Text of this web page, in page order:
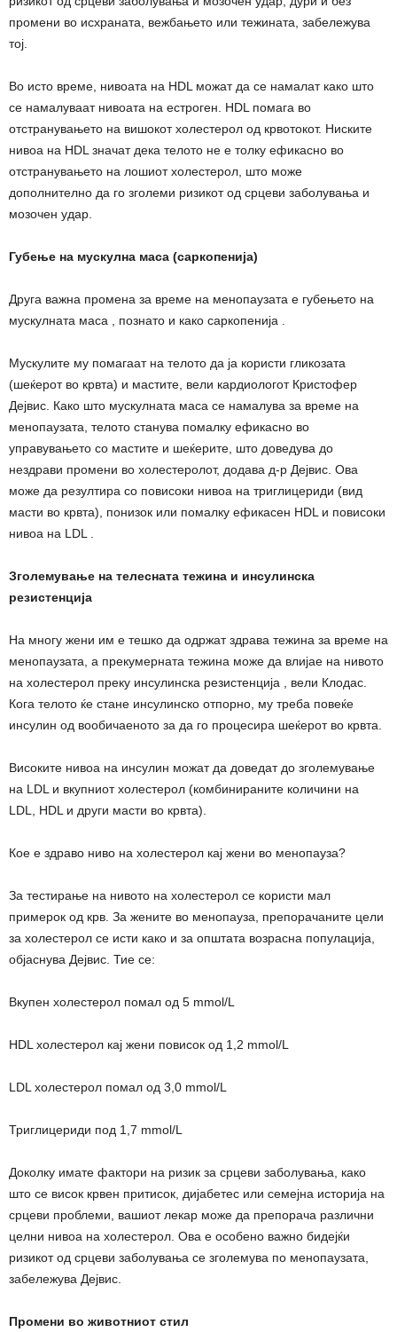
промени во исхраната, вежбањето или тежината, забележува
тој.
Во исто време, нивоата на HDL можат да се намалат како што
се намалуваат нивоата на естроген. HDL помага во
отстранувањето на вишокот холестерол од крвотокот. Ниските
нивоа на HDL значат дека телото не е толку ефикасно во
отстранувањето на лошиот холестерол, што може
дополнително да го зголеми ризикот од срцеви заболувања и
мозочен удар.
Губење на мускулна маса (саркопенија)
Друга важна промена за време на менопаузата е губењето на
мускулната маса , познато и како саркопенија .
Мускулите му помагаат на телото да ја користи гликозата
(шеќерот во крвта) и мастите, вели кардиологот Кристофер
Дејвис. Како што мускулната маса се намалува за време на
менопаузата, телото станува помалку ефикасно во
управувањето со мастите и шеќерите, што доведува до
нездрави промени во холестеролот, додава д-р Дејвис. Ова
може да резултира со повисоки нивоа на триглицериди (вид
масти во крвта), понизок или помалку ефикасен HDL и повисоки
нивоа на LDL .
Зголемување на телесната тежина и инсулинска
резистенција
На многу жени им е тешко да одржат здрава тежина за време на
менопаузата, а прекумерната тежина може да влијае на нивото
на холестерол преку инсулинска резистенција , вели Клодас.
Кога телото ќе стане инсулинско отпорно, му треба повеќе
инсулин од вообичаеното за да го процесира шеќерот во крвта.
Високите нивоа на инсулин можат да доведат до зголемување
на LDL и вкупниот холестерол (комбинираните количини на
LDL, HDL и други масти во крвта).
Кое е здраво ниво на холестерол кај жени во менопауза?
За тестирање на нивото на холестерол се користи мал
примерок од крв. За жените во менопауза, препорачаните цели
за холестерол се исти како и за општата возрасна популација,
објаснува Дејвис. Тие се:
Вкупен холестерол помал од 5 mmol/L
HDL холестерол кај жени повисок од 1,2 mmol/L
LDL холестерол помал од 3,0 mmol/L
Триглицериди под 1,7 mmol/L
Доколку имате фактори на ризик за срцеви заболувања, како
што се висок крвен притисок, дијабетес или семејна историја на
срцеви проблеми, вашиот лекар може да препорача различни
целни нивоа на холестерол. Ова е особено важно бидејќи
ризикот од срцеви заболувања се зголемува по менопаузата,
забележува Дејвис.
Промени во животниот стил